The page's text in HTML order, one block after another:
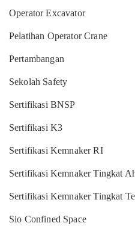
Operator Excavator
Pelatihan Operator Crane
Pertambangan
Sekolah Safety
Sertifikasi BNSP
Sertifikasi K3
Sertifikasi Kemnaker RI
Sertifikasi Kemnaker Tingkat
Sertifikasi Kemnaker Tingkat
Sio Confined Space